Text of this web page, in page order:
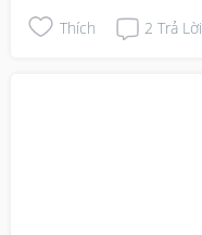
Thích 2 Trả Lời